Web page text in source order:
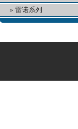
雷诺系列